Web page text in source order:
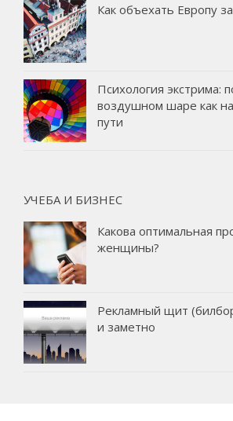
Как объехать Европу
Психология экстрима:
воздушном шаре как
пути
УЧЕБА И БИЗНЕС
Какова оптимальная
женщины?
Рекламный щит
и заметно